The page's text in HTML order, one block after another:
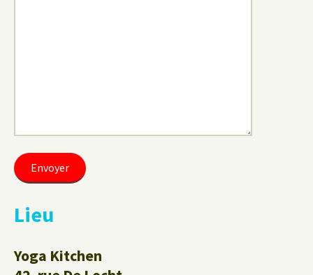
Lieu
Yoga Kitchen